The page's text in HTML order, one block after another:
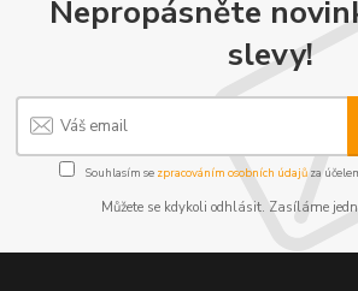
Nepropásněte
slevy!
Souhlasím se zpracováním osobních údajůza
Můžete se kdykoli odhlásit. Zasíláme